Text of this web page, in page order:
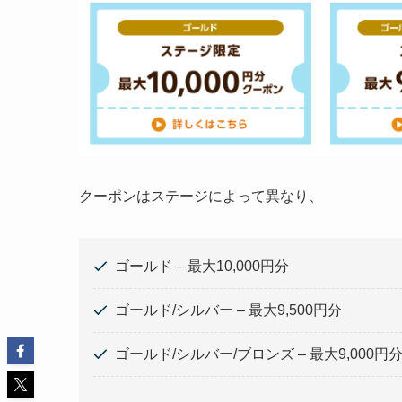
クーポンはステージによって異なり、
ゴールド – 最大10,000円分
ゴールド/シルバー – 最大9,500円分
ゴールド/シルバー/ブロンズ – 最大9,000円分